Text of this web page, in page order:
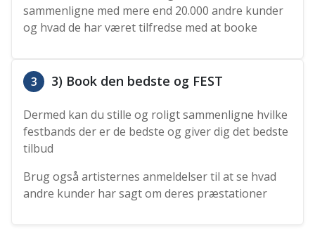
sammenligne med mere end 20.000 andre kunder
og hvad de har været tilfredse med at booke
3 3) Book den bedste og FEST
Dermed kan du stille og roligt sammenligne hvilke
festbands der er de bedste og giver dig det bedste
tilbud
Brug også artisternes anmeldelser til at se hvad
andre kunder har sagt om deres præstationer